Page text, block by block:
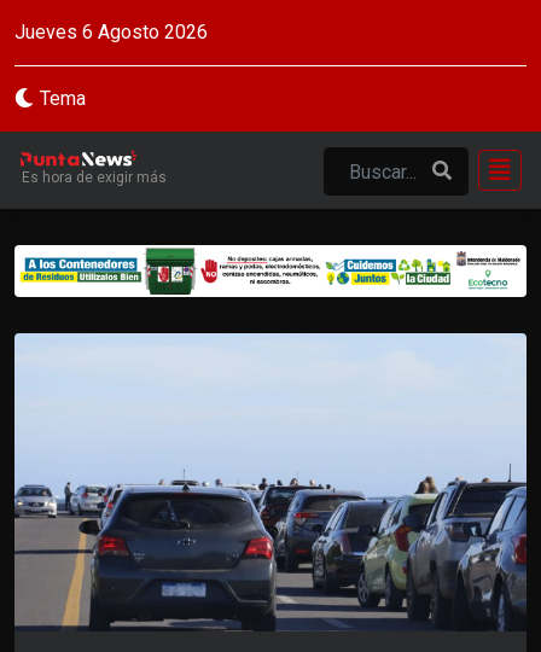
Jueves 6 Agosto 2026
Tema
Es hora de exigir más